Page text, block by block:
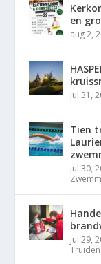
en
aug 2,
jul 31,
Tien
jul 30,
jul 29,
Truiden